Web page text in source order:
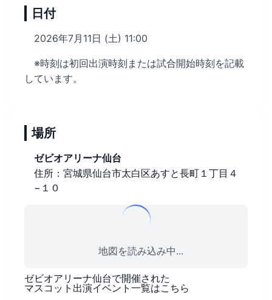
日付
2026年7月11日 (土) 11:00
※時刻は初回出演時刻または試合開始時刻を記載
しています。
場所
ゼビオアリーナ仙台
住所：宮城県仙台市太白区あすと長町１丁目４
−１０
地図を読み込み中...
ゼビオアリーナ仙台で開催された
マスコット出演イベント一覧はこちら